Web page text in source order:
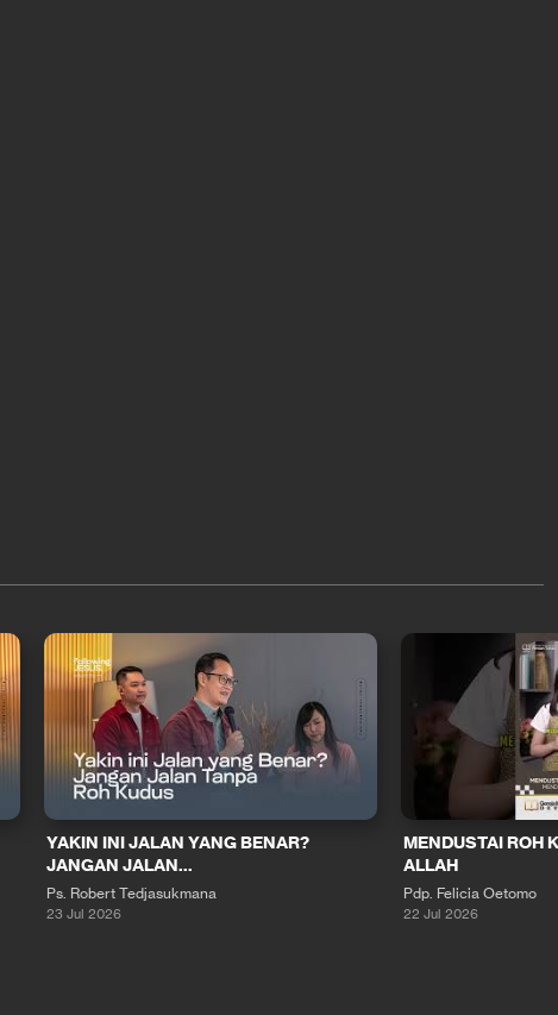
YAKIN INI JALAN YANG BENAR?
JANGAN JALAN...
Ps. Robert Tedjasukmana
23 Jul 2026
MENDUSTAI ROH
ALLAH
Pdp. Felicia Oetomo
22 Jul 2026